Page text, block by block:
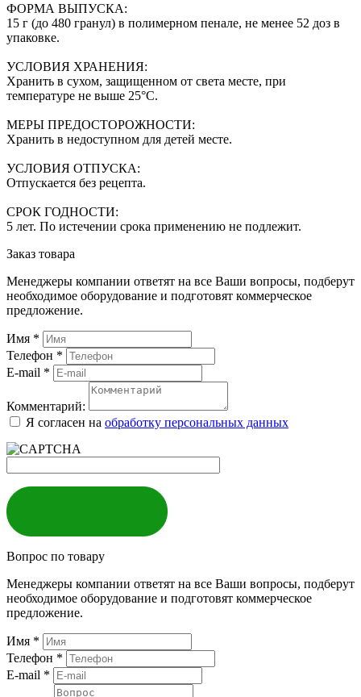
ФОРМА ВЫПУСКА:
15 г (до 480 гранул) в полимерном пенале, не менее 52 доз в
упаковке.
УСЛОВИЯ ХРАНЕНИЯ:
Хранить в сухом, защищенном от света месте, при
температуре не выше 25°С.
МЕРЫ ПРЕДОСТОРОЖНОСТИ:
Хранить в недоступном для детей месте.
УСЛОВИЯ ОТПУСКА:
Отпускается без рецепта.
СРОК ГОДНОСТИ:
5 лет. По истечении срока применению не подлежит.
Заказ товара
Менеджеры компании ответят на все Ваши вопросы, подберут
необходимое оборудование и подготовят коммерческое
предложение.
Имя *
Телефон *
E-mail *
Комментарий:
Я согласен на обработку персональных данных
Вопрос по товару
Менеджеры компании ответят на все Ваши вопросы, подберут
необходимое оборудование и подготовят коммерческое
предложение.
Имя *
Телефон *
E-mail *